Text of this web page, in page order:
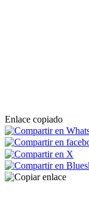
Enlace copiado